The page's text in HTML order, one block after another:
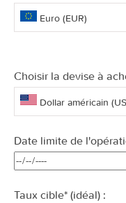
Euro (EUR)
Choisir la devise à
Dollar américain
Date limite de
Taux cible* (idéal) :